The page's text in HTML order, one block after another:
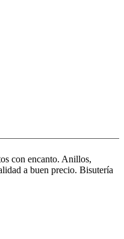
con encanto. Anillos,
a buen precio. Bisutería